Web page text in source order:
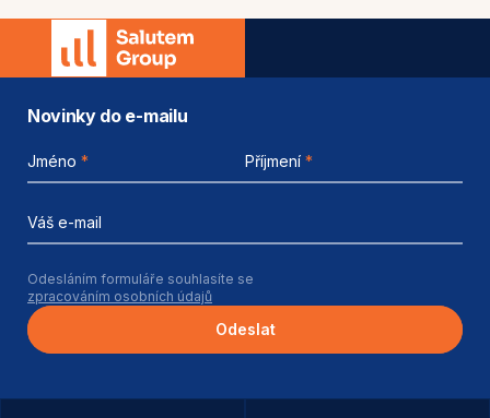
Novinky do e-mailu
Jméno * Příjmení *
Váš e-mail
Odesláním formuláře souhlasíte se
zpracováním osobních údajů
Odeslat